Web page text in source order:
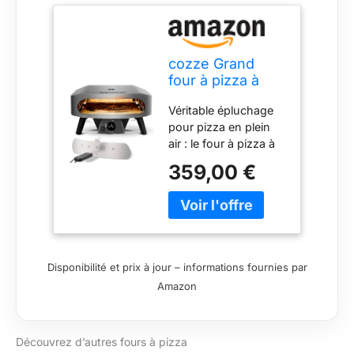
durable et facile à
nettoyer.
cozze Grand
four à pizza à
pouces (50
mbar) - Four à
pizza avec
régulateur pour
pizzas familiales
- Tuyau de gaz
et régulateur
inclus - 8,0 kW -
Pour jardin et
Véritable épluchage
pour pizza en plein
air : le four à pizza à
pouces apporte une
touche italienne
directement à votre
les réunions sociales
avec des amis.
croustillants - Avec
359,00 €
Disponibilité et prix à jour – informations fournies par
Amazon
Découvrez d’autres fours à pizza